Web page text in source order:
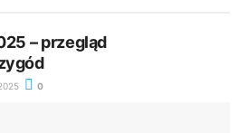
– przegląd
0